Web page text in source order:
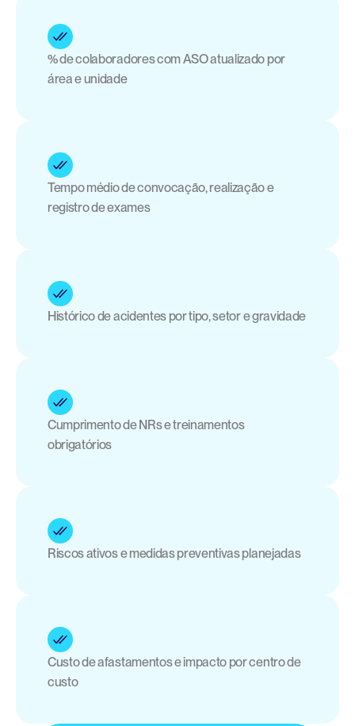
% de colaboradores com ASO atualizado por
área e unidade
Tempo médio de convocação, realização e
registro de exames
Histórico de acidentes por tipo, setor e gravidade
Cumprimento de NRs e treinamentos
obrigatórios
Riscos ativos e medidas preventivas planejadas
Custo de afastamentos e impacto por centro de
custo